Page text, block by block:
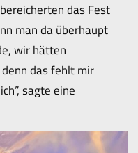
das Fest
man da überhaupt
wir hätten
das fehlt mir
sagte eine